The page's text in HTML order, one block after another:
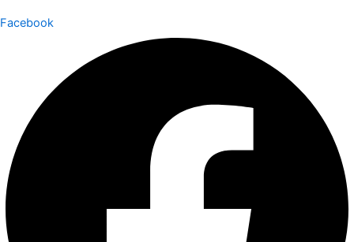
Facebook